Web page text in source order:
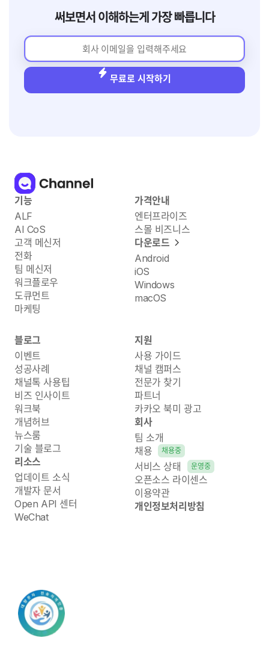
써보면서 이해하는게 가장 빠릅니다
무료로 시작하기
기능
ALF
AI CoS
고객 메신저
전화
팀 메신저
워크플로우
도큐먼트
마케팅
가격안내
엔터프라이즈
스몰 비즈니스
다운로드
Android
iOS
Windows
macOS
블로그
이벤트
성공사례
채널톡 사용팁
비즈 인사이트
워크북
개념허브
뉴스룸
기술 블로그
리소스
업데이트 소식
개발자 문서
Open API 센터
WeChat
지원
사용 가이드
채널 캠퍼스
전문가 찾기
파트너
카카오 북미 광고
회사
팀 소개
채용
채용중
서비스 상태 운영중
오픈소스 라이센스
이용약관
개인정보처리방침